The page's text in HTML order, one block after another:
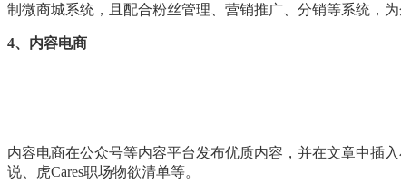
制微商城系统，且配合粉丝管理、营销推广、分销等系统，
4、内容电商
内容电商在公众号等内容平台发布优质内容，并在文章中插
说、虎Cares职场物欲清单等。